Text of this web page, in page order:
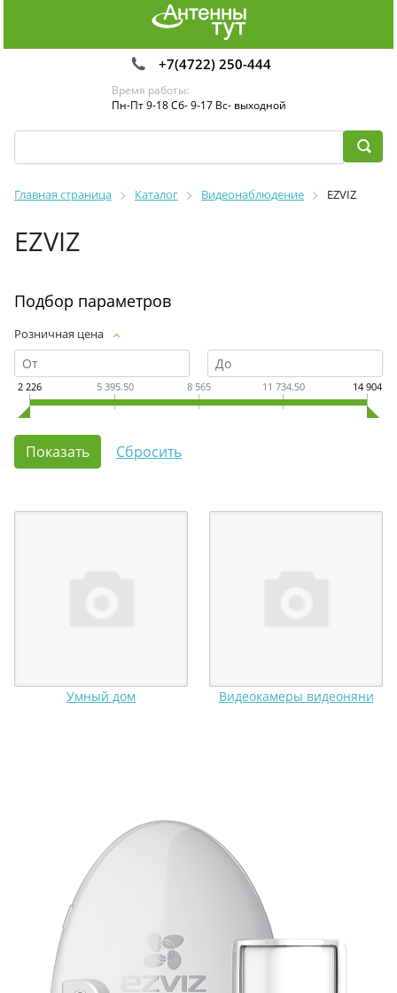
+7(4722) 250-444
Время работы:
Пн-Пт 9-18 Сб- 9-17 Вс- выходной
Главная страница Каталог Видеонаблюдение EZVIZ
EZVIZ
Подбор параметров
Розничная цена
2 226 5 395.50 8 565 11 734.50 14 904
Умный дом Видеокамеры видеоняни